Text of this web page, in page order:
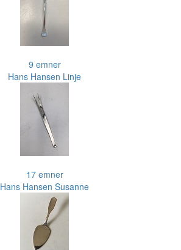
9 emner
Hans Hansen Linje
17 emner
Hans Hansen Susanne